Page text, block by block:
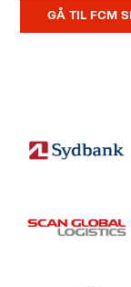
GÅ TIL FCM